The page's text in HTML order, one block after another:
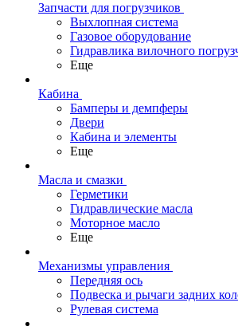
Запчасти для погрузчиков
Выхлопная система
Газовое оборудование
Гидравлика вилочного
Еще
Кабина
Бамперы и демпферы
Двери
Кабина и элементы
Еще
Масла и смазки
Герметики
Гидравлические масла
Моторное масло
Еще
Механизмы управления
Передняя ось
Подвеска и рычаги задних
Рулевая система